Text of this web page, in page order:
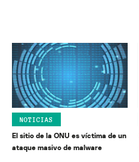
NOTICIAS
El sitio de la ONU es víctima de un
ataque masivo de malware